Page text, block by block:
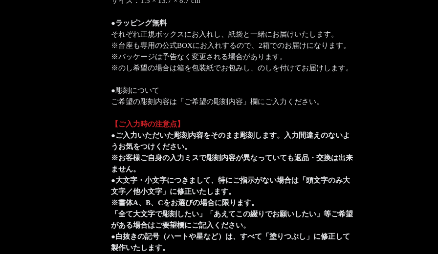
●ラッピング無料
それぞれ正規ボックスにお入れし、紙袋と一緒にお届けいたします。
※台座も専用の公式BOXにお入れするので、2箱でのお届けになります。
※パッケージは予告なく変更される場合があります。
※のし希望の場合は箱を包装紙でお包みし、のしを付けてお届けします。
●彫刻について
ご希望の彫刻内容は「ご希望の彫刻内容」欄にご入力ください。
【ご入力時の注意点】
●ご入力いただいた彫刻内容をそのまま彫刻します。入力間違えのないよ
うお気をつけください。
※お客様ご自身の入力ミスで彫刻内容が異なっていても返品・交換は出来
ません。
●大文字・小文字につきまして、特にご指示がない場合は「頭文字のみ大
文字／他小文字」に修正いたします。
※書体A、B、Cをお選びの場合に限ります。
「全て大文字で彫刻したい」「あえてこの綴りでお願いしたい」等ご希望
がある場合はご要望欄にご記入ください。
●白抜きの記号（ハートや星など）は、すべて「塗りつぶし」に修正して
製作いたします。